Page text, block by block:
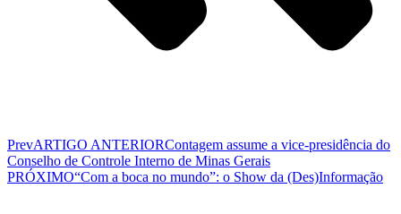
PrevARTIGO ANTERIORContagem assume a vice-presidência do
Conselho de Controle Interno de Minas Gerais
PRÓXIMO“Com a boca no mundo”: o Show da (Des)Informação